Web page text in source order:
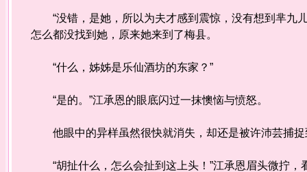
“没错，是她，所以为夫才感到震惊，没有想到芈九
怎么都没找到她，原来她来到了梅县。
“什么，姊姊是乐仙酒坊的东家？”
“是的。”江承恩的眼底闪过一抹懊恼与愤怒。
他眼中的异样虽然很快就消失，却还是被许沛芸捕捉
“胡扯什么，怎么会扯到这上头！”江承恩眉头微拧，